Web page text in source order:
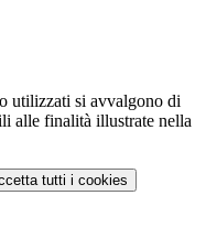
utilizzati si avvalgono di
alle finalità illustrate nella
tutti i cookies